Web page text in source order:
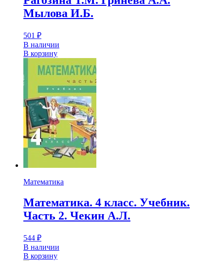
Мылова И.Б.
501 ₽
В наличии
В корзину
Математика
Математика. 4 класс. Учебник.
Часть 2. Чекин А.Л.
544 ₽
В наличии
В корзину